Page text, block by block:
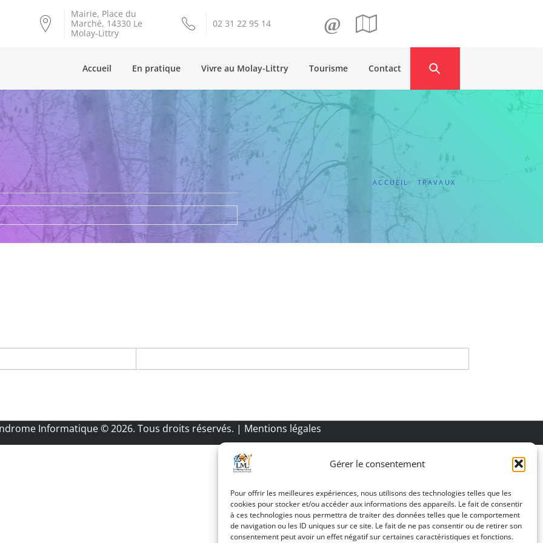
Gérer le consentement
Pour offrir les meilleures expériences, nous utilisons des technologies telles que les
cookies pour stocker et/ou accéder aux informations des appareils. Le fait de consentir
à ces technologies nous permettra de traiter des données telles que le comportement
de navigation ou les ID uniques sur ce site. Le fait de ne pas consentir ou de retirer son
consentement peut avoir un effet négatif sur certaines caractéristiques et fonctions.
Mairie, Place du
Marché, 14330 Le
Molay-Littry
02 31 22 95 14 @
Accueil En pratique Vivre au Molay-Littry Tourisme Contact
ACCUEIL TRAVAUX
Informatique© 2026. Tous droits réservés. | Mentions légales